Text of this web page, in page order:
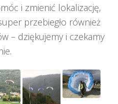
i zmienić lokalizację,
przebiegło również
– dziękujemy i czekamy